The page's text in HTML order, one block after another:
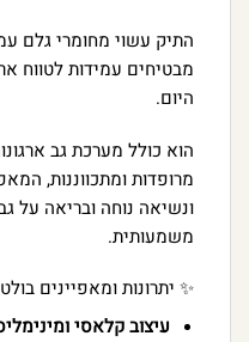
התיק עשוי מחומרי גלם
מבטיחים עמידות לטווח
היום.
הוא כולל מערכת גב
מרופדות ומתכווננות,
ונשיאה נוחה ובריאה על
משמעותית.
✨ יתרונות ומאפיינים
עיצוב קלאסי